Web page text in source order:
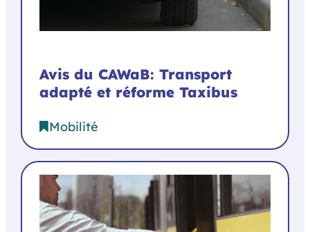
Avis du CAWaB: Transport
adapté et réforme Taxibus
Mobilité